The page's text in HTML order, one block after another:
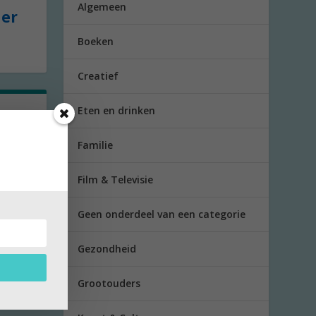
Algemeen
Boeken
Creatief
Eten en drinken
Familie
Film & Televisie
Geen onderdeel van een categorie
Gezondheid
Grootouders